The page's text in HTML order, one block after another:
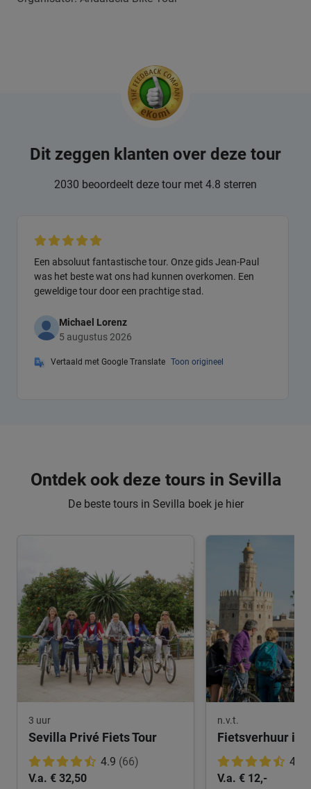
Dit zeggen klanten over deze tour
2030 beoordeelt deze tour met 4.8 sterren
Een absoluut fantastische tour. Onze gids Jean-Paul
was het beste wat ons had kunnen overkomen. Een
geweldige tour door een prachtige stad.
Michael Lorenz
5 augustus 2026
Vertaald met Google Translate Toon origineel
Ontdek ook deze tours in Sevilla
De beste tours in Sevilla boek je hier
3 uur
Sevilla Privé Fiets Tour
4.9 (66)
V.a. € 32,50
n.v.t.
Fietsverhuur in
4.8
V.a. € 12,-